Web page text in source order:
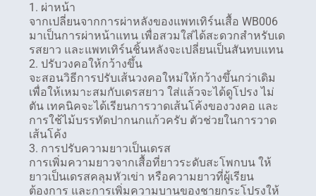
1. ผ่าหน้า
จากเปลี่ยนจากการผ่าหลังของแพทเทิร์นเสื้อ WB006
มาเป็นการผ่าหน้าแทน เพื่อสวมใส่ได้สะดวกสำหรับเด
รสยาว และแพทเทิร์นชิ้นหลังจะเปลี่ยนเป็นสันทบแทน
2. ปรับวงคอให้กว้างขึ้น
จะสอนวิธีการปรับเส้นวงคอใหม่ให้กว้างขึ้นกว่าเดิม
เพื่อให้เหมาะสมกับเดรสยาว ใส่แล้วจะได้ดูโปรง ไม่
ตัน เทคนิคจะได้เรียนการวาดเส้นโค้งของวงคอ และ
การใช้ไม้บรรทัดปากนกแก้วครับ ตัวช่วยในการวาด
เส้นโค้ง
3. การปรับความยาวเป็นเดรส
การเพิ่มความยาวจากเสื้อที่ยาวระดับสะโพกบน ให้
ยาวเป็นเดรสคลุมหัวเข่า หรือความยาวที่ผู้เรียน
ต้องการ และการเพิ่มความบานของชายกระโปรงให้